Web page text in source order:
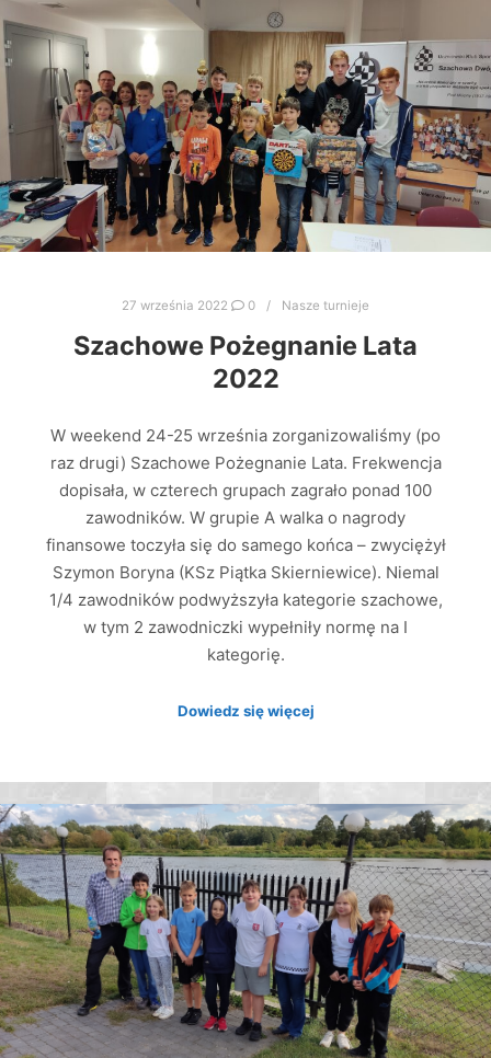
27 września 2022 0 Nasze turnieje
Szachowe Pożegnanie Lata
2022
W weekend 24-25 września zorganizowaliśmy (po
raz drugi) Szachowe Pożegnanie Lata. Frekwencja
dopisała, w czterech grupach zagrało ponad 100
zawodników. W grupie A walka o nagrody
finansowe toczyła się do samego końca – zwyciężył
Szymon Boryna (KSz Piątka Skierniewice). Niemal
1/4 zawodników podwyższyła kategorie szachowe,
w tym 2 zawodniczki wypełniły normę na I
kategorię.
Dowiedz się więcej